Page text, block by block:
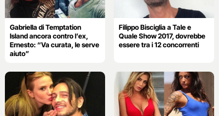
Gabriella di Temptation
Island ancora contro l’ex,
Ernesto: “Va curata, le serve
aiuto”
Filippo Bisciglia a Tale e
Quale Show 2017, dovrebbe
essere tra i 12 concorrenti